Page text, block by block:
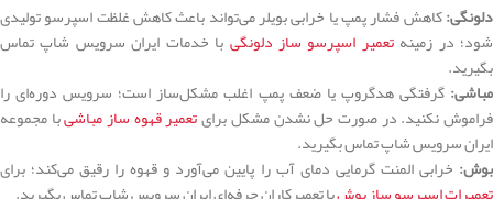
دلونگی:کاهش فشار پمپ یا خرابی بویلر می‌تواند باعث کاهش غلظت اسپرسو تولیدی
شود؛ در زمینهتعمیر اسپرسو ساز دلونگی با خدمات ایران سرویس شاپ تماس
بگیرید.
مباشی: گرفتگی هدگروپ یا ضعف پمپ اغلب مشکل‌ساز است؛ سرویس دوره‌ای را
فراموش نکنید. در صورت حل نشدن مشکل برایتعمیر قهوه ساز مباشیبا مجموعه
ایران سرویس شاپ تماس بگیرید.
بوش: خرابی المنت گرمایی دمای آب را پایین می‌آورد و قهوه را رقیق می‌کند؛ برای